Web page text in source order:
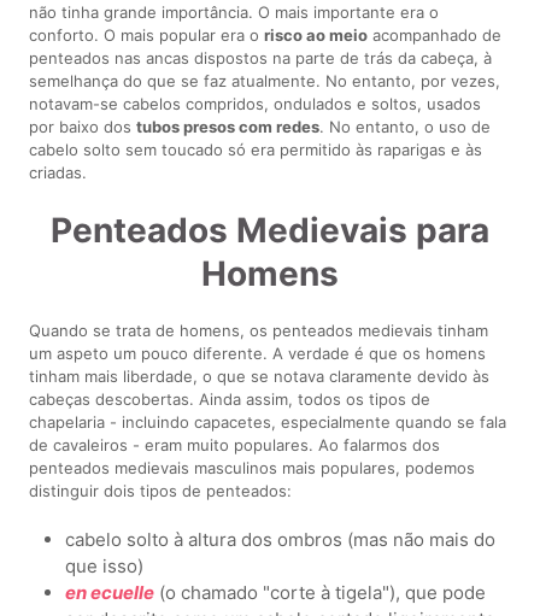
não tinha grande importância. O mais importante era o
conforto. O mais popular era orisco ao meio acompanhado de
penteados nas ancas dispostos na parte de trás da cabeça, à
semelhança do que se faz atualmente. No entanto, por vezes,
notavam-se cabelos compridos, ondulados e soltos, usados
por baixo dostubos presos com redes. No entanto, o uso de
cabelo solto sem toucado só era permitido às raparigas e às
criadas.
Penteados Medievais para
Homens
Quando se trata de homens, os penteados medievais tinham
um aspeto um pouco diferente. A verdade é que os homens
tinham mais liberdade, o que se notava claramente devido às
cabeças descobertas. Ainda assim, todos os tipos de
chapelaria - incluindo capacetes, especialmente quando se fala
de cavaleiros - eram muito populares. Ao falarmos dos
penteados medievais masculinos mais populares, podemos
distinguir dois tipos de penteados:
cabelo solto à altura dos ombros (mas não mais do
que isso)
en ecuelle (o chamado "corte à tigela"), que pode